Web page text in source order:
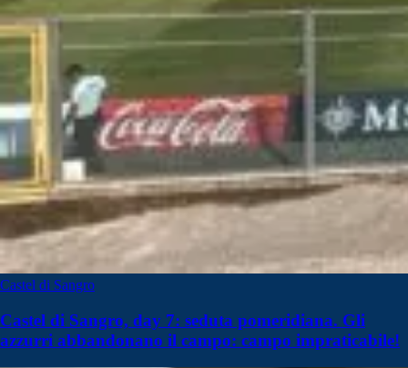
Castel di Sangro
Castel di Sangro, day 7: seduta pomeridiana. Gli
azzurri abbandonano il campo: campo impraticabile!